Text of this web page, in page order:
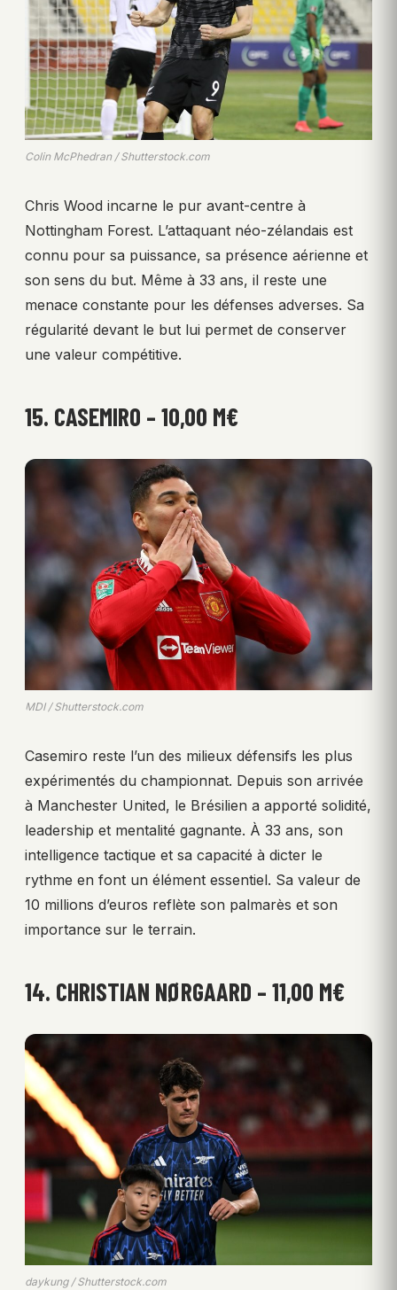
Colin McPhedran / Shutterstock.com
Chris Wood incarne le pur avant-centre à
Nottingham Forest. L’attaquant néo-zélandais est
connu pour sa puissance, sa présence aérienne et
son sens du but. Même à 33 ans, il reste une
menace constante pour les défenses adverses. Sa
régularité devant le but lui permet de conserver
une valeur compétitive.
15. CASEMIRO – 10,00 M€
MDI / Shutterstock.com
Casemiro reste l’un des milieux défensifs les plus
expérimentés du championnat. Depuis son arrivée
à Manchester United, le Brésilien a apporté solidité,
leadership et mentalité gagnante. À 33 ans, son
intelligence tactique et sa capacité à dicter le
rythme en font un élément essentiel. Sa valeur de
10 millions d’euros reflète son palmarès et son
importance sur le terrain.
14. CHRISTIAN NØRGAARD – 11,00 M€
daykung / Shutterstock.com